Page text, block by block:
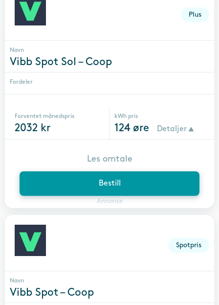
Plus
Navn
Vibb Spot Sol – Coop
Fordeler
Forventet månedspris
2032 kr
kWh pris
124øre Detaljer
Bestill
Annonse
Les omtale
Spotpris
Navn
Vibb Spot – Coop